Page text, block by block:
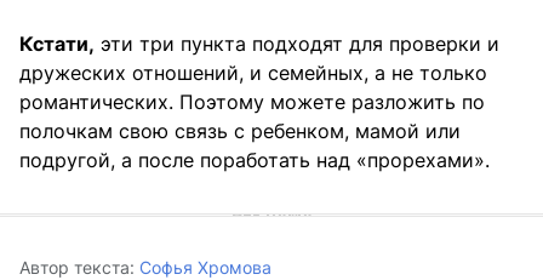
Кстати, эти три пункта подходят для проверки и
дружеских отношений, и семейных, а не только
романтических. Поэтому можете разложить по
полочкам свою связь с ребенком, мамой или
подругой, а после поработать над «прорехами».
Автор текста: Софья Хромова